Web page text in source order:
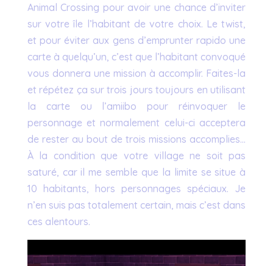
Animal Crossing pour avoir une chance d’inviter
sur votre île l’habitant de votre choix. Le twist,
et pour éviter aux gens d’emprunter rapido une
carte à quelqu’un, c’est que l’habitant convoqué
vous donnera une mission à accomplir. Faites-la
et répétez ça sur trois jours toujours en utilisant
la carte ou l’amiibo pour réinvoquer le
personnage et normalement celui-ci acceptera
de rester au bout de trois missions accomplies…
À la condition que votre village ne soit pas
saturé, car il me semble que la limite se situe à
10 habitants, hors personnages spéciaux. Je
n’en suis pas totalement certain, mais c’est dans
ces alentours.